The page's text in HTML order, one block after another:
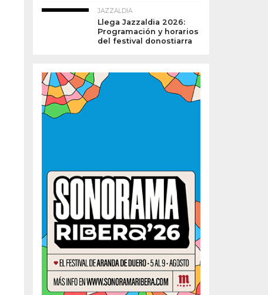
JAZZALDIA
Llega Jazzaldia 2026:
Programación y horarios
del festival donostiarra